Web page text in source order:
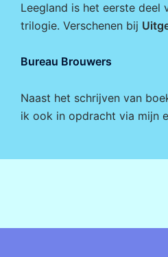
Leegland is het eerste deel
trilogie. Verschenen bij
Bureau Brouwers
Naast het schrijven van
ik ook in opdracht via mijn